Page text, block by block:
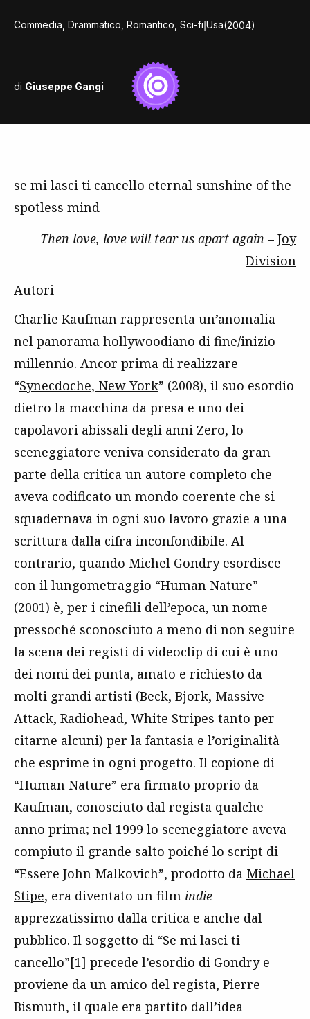
Commedia, Drammatico, Romantico, Sci-fi|Usa(2004)
di Giuseppe Gangi
se mi lasci ti cancello eternal sunshine of the
spotless mind
Then love, love will tear us apart again – Joy
Division
Autori
Charlie Kaufman rappresenta un’anomalia
nel panorama hollywoodiano di fine/inizio
millennio. Ancor prima di realizzare
“Synecdoche, New York” (2008), il suo esordio
dietro la macchina da presa e uno dei
capolavori abissali degli anni Zero, lo
sceneggiatore veniva considerato da gran
parte della critica un autore completo che
aveva codificato un mondo coerente che si
squadernava in ogni suo lavoro grazie a una
scrittura dalla cifra inconfondibile. Al
contrario, quando Michel Gondry esordisce
con il lungometraggio “Human Nature”
(2001) è, per i cinefili dell’epoca, un nome
pressoché sconosciuto a meno di non seguire
la scena dei registi di videoclip di cui è uno
dei nomi dei punta, amato e richiesto da
molti grandi artisti (Beck, Bjork, Massive
Attack, Radiohead, White Stripes tanto per
citarne alcuni) per la fantasia e l’originalità
che esprime in ogni progetto. Il copione di
“Human Nature” era firmato proprio da
Kaufman, conosciuto dal regista qualche
anno prima; nel 1999 lo sceneggiatore aveva
compiuto il grande salto poiché lo script di
“Essere John Malkovich”, prodotto da Michael
Stipe, era diventato un film indie
apprezzatissimo dalla critica e anche dal
pubblico. Il soggetto di “Se mi lasci ti
cancello”[1] precede l’esordio di Gondry e
proviene da un amico del regista, Pierre
Bismuth, il quale era partito dall’idea